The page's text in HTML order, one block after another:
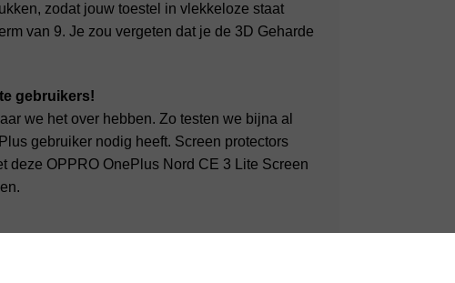
zodat jouw toestel in vlekkeloze staat
van 9. Je zou vergeten dat je de 3D Geharde
gebruikers!
we het over hebben. Zo testen we bijna al
gebruiker nodig heeft. Screen protectors
deze OPPRO OnePlus Nord CE 3 Lite Screen
van 2! Waarom? Omdat ook wij weten dat
zal een screen protector na verloop van tijd